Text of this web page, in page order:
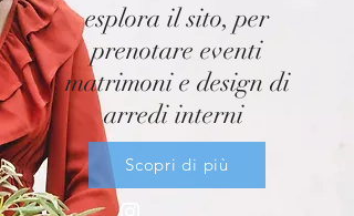
esplora il sito, per
prenotare eventi
matrimoni e design di
arredi interni
Scopri di più